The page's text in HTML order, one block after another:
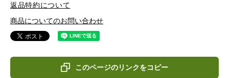
返品特約について
商品についてのお問い合わせ
このページのリンクをコピー